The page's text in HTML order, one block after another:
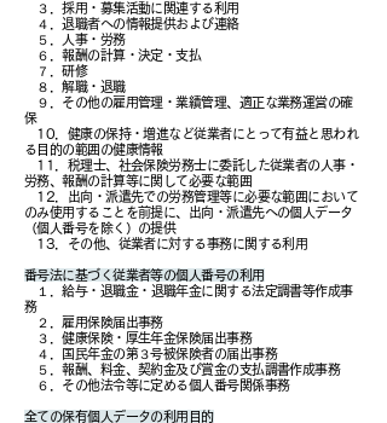
３．採用・募集活動に関連する利用
４．退職者への情報提供および連絡
５．人事・労務
６．報酬の計算・決定・支払
７．研修
８．解職・退職
９．その他の雇用管理・業績管理、適正な業務運営の確
保
10．健康の保持・増進など従業者にとって有益と思われ
る目的の範囲の健康情報
11．税理士、社会保険労務士に委託した従業者の人事・
労務、報酬の計算等に関して必要な範囲
12．出向・派遣先での労務管理等に必要な範囲において
のみ使用することを前提に、出向・派遣先への個人データ
（個人番号を除く）の提供
13．その他、従業者に対する事務に関する利用
番号法に基づく従業者等の個人番号の利用
１．給与・退職金・退職年金に関する法定調書等作成事
務
２．雇用保険届出事務
３．健康保険・厚生年金保険届出事務
４．国民年金の第３号被保険者の届出事務
５．報酬、料金、契約金及び賞金の支払調書作成事務
６．その他法令等に定める個人番号関係事務
全ての保有個人データの利用目的